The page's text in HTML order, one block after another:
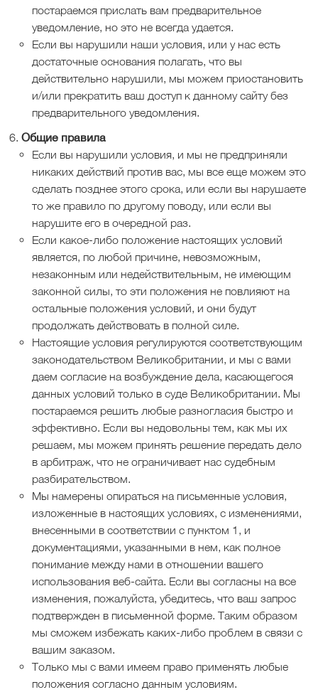
постараемся прислать вам предварительное
уведомление, но это не всегда удается.
Если вы нарушили наши условия, или у нас есть
достаточные основания полагать, что вы
действительно нарушили, мы можем приостановить
и/или прекратить ваш доступ к данному сайту без
предварительного уведомления.
Общие правила
Если вы нарушили условия, и мы не предприняли
никаких действий против вас, мы все еще можем это
сделать позднее этого срока, или если вы нарушаете
то же правило по другому поводу, или если вы
нарушите его в очередной раз.
Если какое-либо положение настоящих условий
является, по любой причине, невозможным,
незаконным или недействительным, не имеющим
законной силы, то эти положения не повлияют на
остальные положения условий, и они будут
продолжать действовать в полной силе.
Настоящие условия регулируются соответствующим
законодательством Великобритании, и мы с вами
даем согласие на возбуждение дела, касающегося
данных условий только в суде Великобритании. Мы
постараемся решить любые разногласия быстро и
эффективно. Если вы недовольны тем, как мы их
решаем, мы можем принять решение передать дело
в арбитраж, что не ограничивает нас судебным
разбирательством.
Мы намерены опираться на письменные условия,
изложенные в настоящих условиях, с изменениями,
внесенными в соответствии с пунктом 1, и
документациями, указанными в нем, как полное
понимание между нами в отношении вашего
использования веб-сайта. Если вы согласны на все
изменения, пожалуйста, убедитесь, что ваш запрос
подтвержден в письменной форме. Таким образом
мы сможем избежать каких-либо проблем в связи с
вашим заказом.
Только мы с вами имеем право применять любые
положения согласно данным условиям.